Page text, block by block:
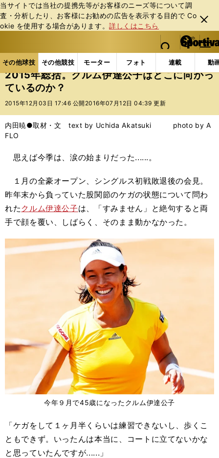
当サイトでは当社の提携先等がお客様のニーズ等について調
査・分析したり、お客様にお勧めの広告を表⽰する⽬的で Co
okie を使⽤する場合があります。詳しくはこちら
閉じ
る
web Sportiva (webスポルティーバ)
検索
マイペ
ー
ジ
メニュ
その他球技 その他競技 モーター フォト 連載 動
ス
ポ
ル
バ
その他球技の記事一覧 テニス 2015年総括。クルム
2015年総括。クルム伊達公子はどこに向かっ
ているのか？
2015年12月03日 17:46 公開 2016年07月12日 04:39 更新
内田暁●取材・文 text by Uchida Akatsuki photo by A
FLO
思えば今季は、涙の始まりだった......。
１月の全豪オープン、シングルス初戦敗退後の会見。
昨年末から負っていた股関節のケガの状態について問わ
れた クルム伊達公子は、「すみません」と絶句すると両
手で顔を覆い、しばらく、そのまま動かなかった。
今年９月で45歳になったクルム伊達公子
「ケガをして１ヶ月半くらいは練習できないし、歩くこ
ともできず。いったんは本当に、コートに立てないかな
と思っていたんですが......」